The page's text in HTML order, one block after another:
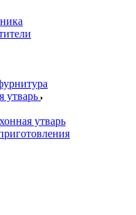
утварь
утварь